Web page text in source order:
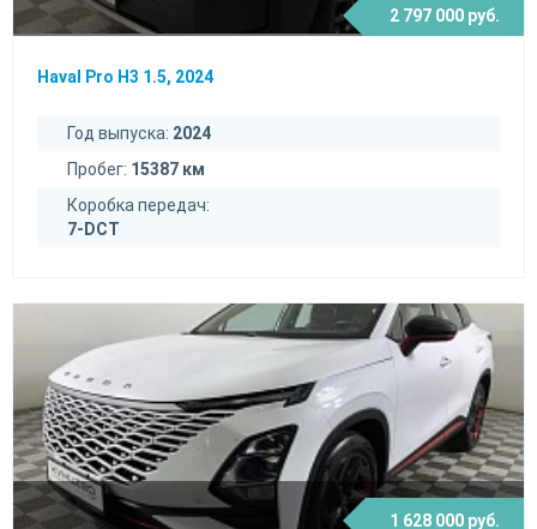
2 797 000 руб.
Haval Pro H3 1.5, 2024
Год выпуска: 2024
Пробег: 15387 км
Коробка передач:
7-DCT
1 628 000 руб.